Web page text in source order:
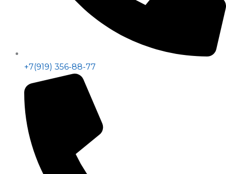
+7(919) 356-88-77